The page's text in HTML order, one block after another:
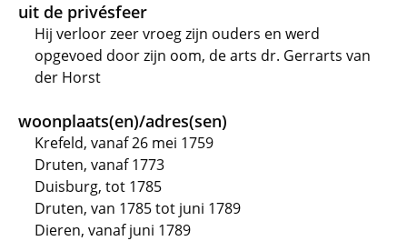
uit de privésfeer
Hij verloor zeer vroeg zijn ouders en werd
opgevoed door zijn oom, de arts dr. Gerrarts van
der Horst
woonplaats(en)/adres(sen)
Krefeld, vanaf 26 mei 1759
Druten, vanaf 1773
Duisburg, tot 1785
Druten, van 1785 tot juni 1789
Dieren, vanaf juni 1789